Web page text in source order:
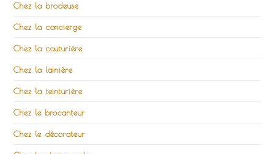
Chez la brodeuse
Chez la concierge
Chez la couturière
Chez la lainière
Chez la teinturière
Chez le brocanteur
Chez le décorateur